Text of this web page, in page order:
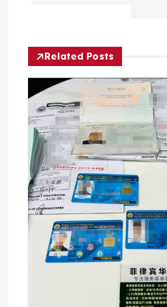
航
Related Posts